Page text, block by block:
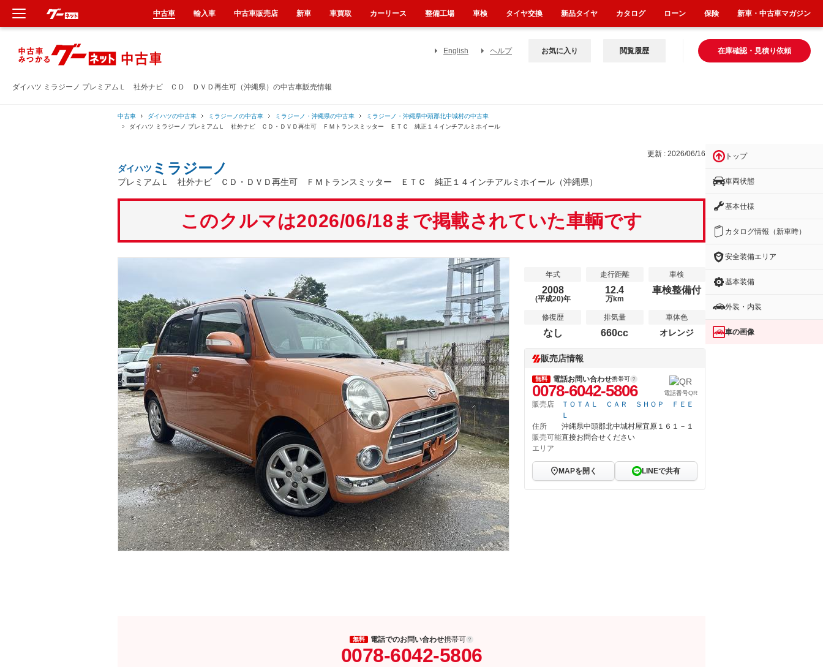
ダイハツ ミラジーノ プレミアムＬ 社外ナビ ＣＤ ＤＶＤ再生可（沖縄県）の中古車販売情報
English ヘルプ 在庫確認・見積り依頼
お気に入り 閲覧履歴
中古車 ダイハツの中古車 ミラジーノの中古車 ミラジーノ・沖縄県の中古車
ミラジーノ・沖縄県中頭郡北中城村の中古車
ダイハツ ミラジーノ プレミアムＬ 社外ナビ ＣＤ・ＤＶＤ再生可 ＦＭトランスミッター ＥＴＣ 純正１４インチアルミホイール
更新 : 2026/06/16
ダイハツ ミラジーノ
プレミアムＬ 社外ナビ ＣＤ・ＤＶＤ再生可 ＦＭトランスミッター ＥＴＣ 純正１４インチアルミホイール（沖縄県）
このクルマは2026/06/18まで掲載されていた車輌です
年式
2008
(平成20)年
走行距離
12.4
万km
車検
車検整備付
修復歴
なし
排気量
660cc
車体色
オレンジ
販売店情報
無料 電話お問い合わせ携帯可
0078-6042-5806 電話番号QR
販売店
ＴＯＴＡＬ ＣＡＲ ＳＨＯＰ ＦＥＥ
Ｌ
住所
沖縄県中頭郡北中城村屋宜原１６１－１
販売可能
エリア
直接お問合せください
MAPを開く LINEで共有
無料 電話でのお問い合わせ携帯可
0078-6042-5806
トップ
車両状態
基本仕様
カタログ情報（新車時）
安全装備エリア
基本装備
外装・内装
車の画像
中古車 輸入車 中古車販売店 新車 車買取 カーリース 整備工場 車検 タイヤ交換 新品タイヤ カタログ ローン 保険 新車・中古車マガジン
新車
中古車